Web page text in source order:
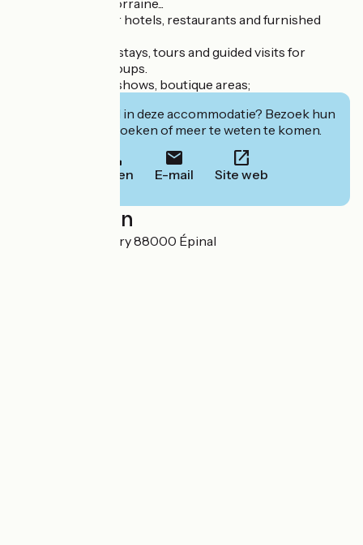
the Vosges and Lorraine...
- Reservations for hotels, restaurants and furnished
- Organization of stays, tours and guided visits for
individuals and groups.
- Ticket sales for shows, boutique areas;
Geïnteresseerd in deze accommodatie? Bezoek hun
website om te boeken of meer te weten te komen.
Bellen E-mail Site web
Localisation
6 place Saint-Goëry 88000 Épinal